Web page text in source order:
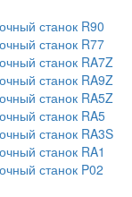
станок R90
станок R77
станок RA7Z
станок RA9Z
станок RA5Z
станок RA5
станок RA3S
станок RA1
станок P02